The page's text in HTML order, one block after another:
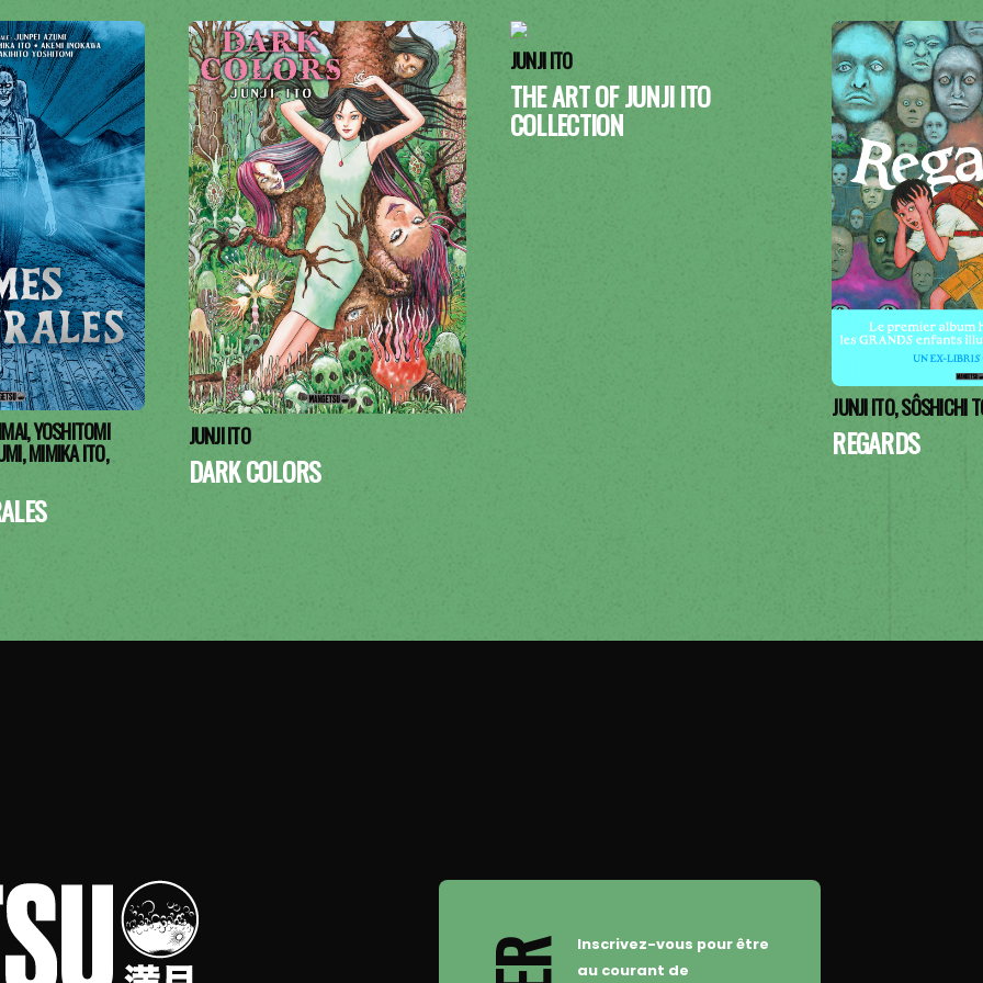
YOSHITOMI
MIMIKA ITO,
JUNJI ITO
DARK COLORS
JUNJI ITO
THE ART OF JUNJI ITO
COLLECTION
JUNJI ITO, SÔSHICHI
REGARDS
Inscrivez-vous pour être
au courant de